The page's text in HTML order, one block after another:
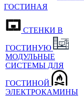
ГОСТИНАЯ
СТЕНКИ В
ГОСТИНУЮ
МОДУЛЬНЫЕ
СИСТЕМЫ ДЛЯ
ГОСТИНОЙ
ЭЛЕКТРОКАМИНЫ